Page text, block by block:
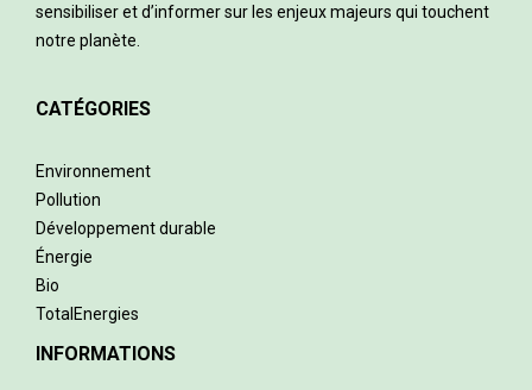
sensibiliser et d’informer sur les enjeux majeurs qui touchent
notre planète.
CATÉGORIES
Environnement
Pollution
Développement durable
Énergie
Bio
TotalEnergies
INFORMATIONS